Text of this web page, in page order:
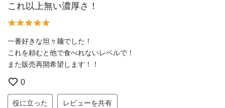
これ以上無い濃厚さ！
一番好きな坦々麺でした！
これを頼むと他で食べれないレベルで！
また販売再開希望します！！
0
役に立った レビューを共有